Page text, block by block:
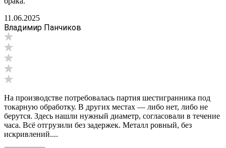
11.06.2025
Владимир Панчиков
На производстве потребовалась партия шестигранника под
токарную обработку. В других местах — либо нет, либо не
берутся. Здесь нашли нужный диаметр, согласовали в течение
часа. Всё отгрузили без задержек. Металл ровный, без
искривлений....